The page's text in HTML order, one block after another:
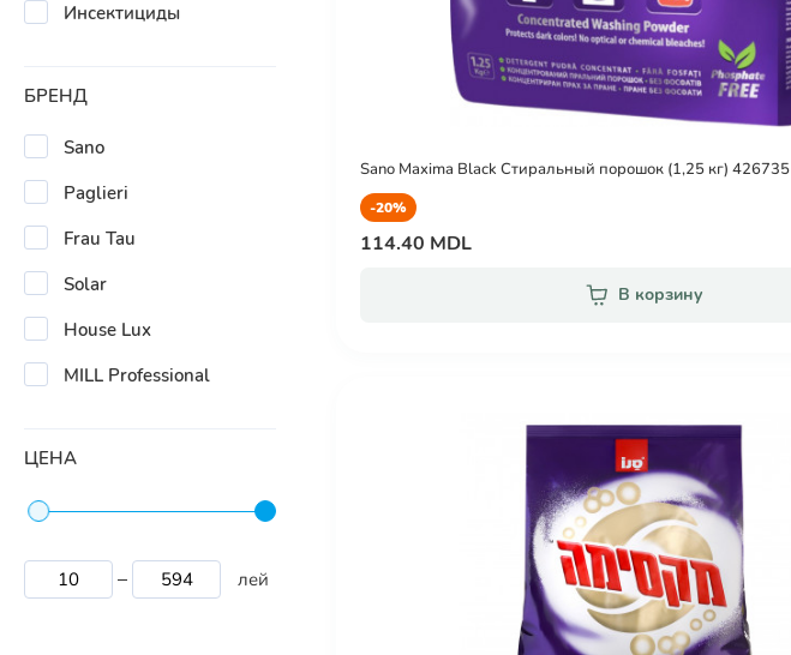
Инсектициды
БРЕНД
Sano
Paglieri
Frau Tau
Solar
House Lux
MILL Professional
ЦЕНА
лей
Sano Maxima Black Стиральный порошок (1,25 кг) 426735
-20%
114.40 MDL
В корзину